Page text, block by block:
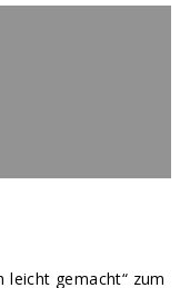
leicht gemacht“ zum